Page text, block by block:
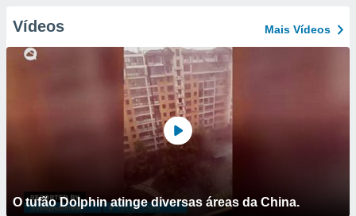
Vídeos Mais Vídeos
O tufão Dolphin atinge diversas áreas da China.